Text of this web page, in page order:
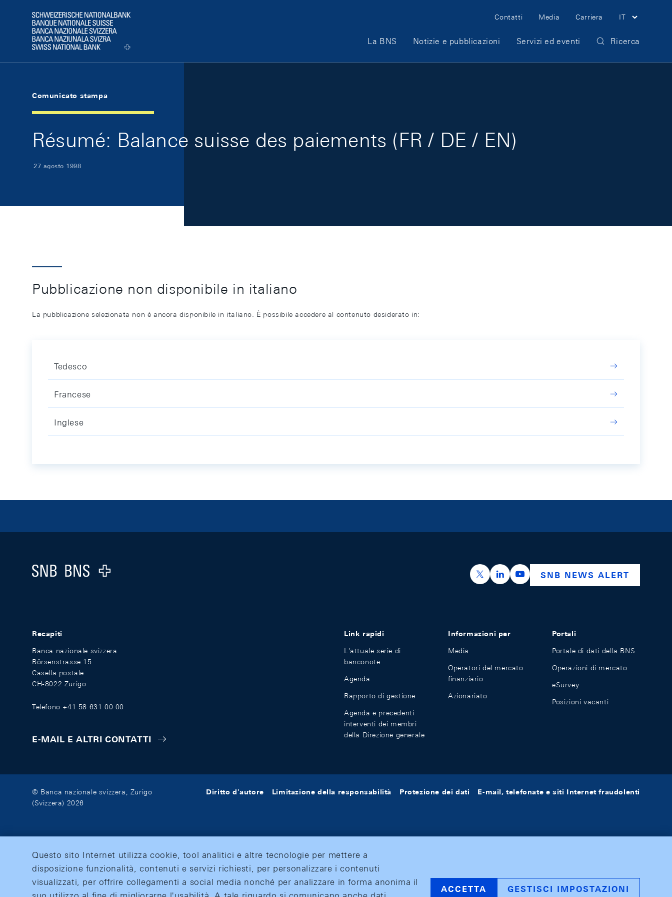
Logo
Meta Navigation
Contatti Media Carriera IT
Main Navigation
La BNS Notizie e pubblicazioni Servizi ed eventi Ricerca
Comunicato stampa
Résumé: Balance suisse des paiements (FR / DE / EN)
27 agosto 1998
Pubblicazione non disponibile in italiano
La pubblicazione selezionata non è ancora disponibile in italiano. È possibile accedere al contenuto desiderato in:
Tedesco
Francese
Inglese
Logo
https://x.com/snb_bns
https://ch.linkedin.com/company/swiss-
https://www.youtube.com/
SNB NEWS ALERT
Recapiti
Banca nazionale svizzera
Börsenstrasse 15
Casella postale
CH-8022 Zurigo
Telefono +41 58 631 00 00
E-MAIL E ALTRI CONTATTI
Link rapidi
L'attuale serie di
banconote
Agenda
Rapporto di gestione
Agenda e precedenti
interventi dei membri
della Direzione generale
Informazioni per
Media
Operatori del mercato
finanziario
Azionariato
Portali
Portale di dati della BNS
Operazioni di mercato
eSurvey
Posizioni vacanti
© Banca nazionale svizzera, Zurigo
(Svizzera) 2026
Diritto d'autore Limitazione della responsabilità Protezione dei dati E-mail, telefonate e siti Internet fraudolenti
Questo sito Internet utilizza cookie, tool analitici e altre tecnologie per mettere a
disposizione funzionalità, contenuti e servizi richiesti, per personalizzare i contenuti
visualizzati, per offrire collegamenti a social media nonché per analizzare in forma anonima il
ACCETTA GESTISCI IMPOSTAZIONI